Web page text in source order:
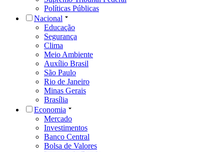
Políticas Públicas
Nacional
Educação
Segurança
Clima
Meio Ambiente
Auxílio Brasil
São Paulo
Rio de Janeiro
Minas Gerais
Brasília
Economia
Mercado
Investimentos
Banco Central
Bolsa de Valores